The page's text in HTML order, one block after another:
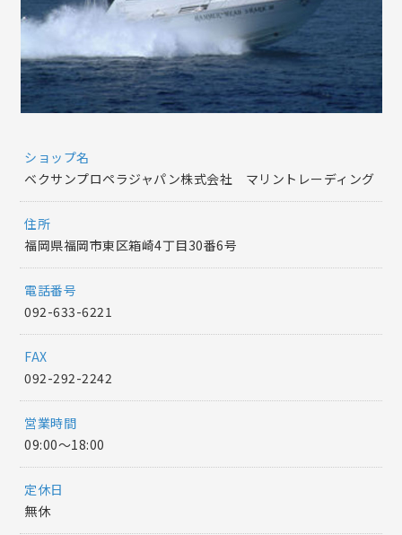
ショップ名
ベクサンプロペラジャパン株式会社 マリントレーディング
住所
福岡県福岡市東区箱崎4丁目30番6号
電話番号
092-633-6221
FAX
092-292-2242
営業時間
09:00〜18:00
定休日
無休